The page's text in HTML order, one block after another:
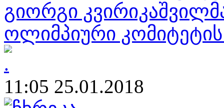
გიორგი
ოლიმპიური
11:05 25.01.2018